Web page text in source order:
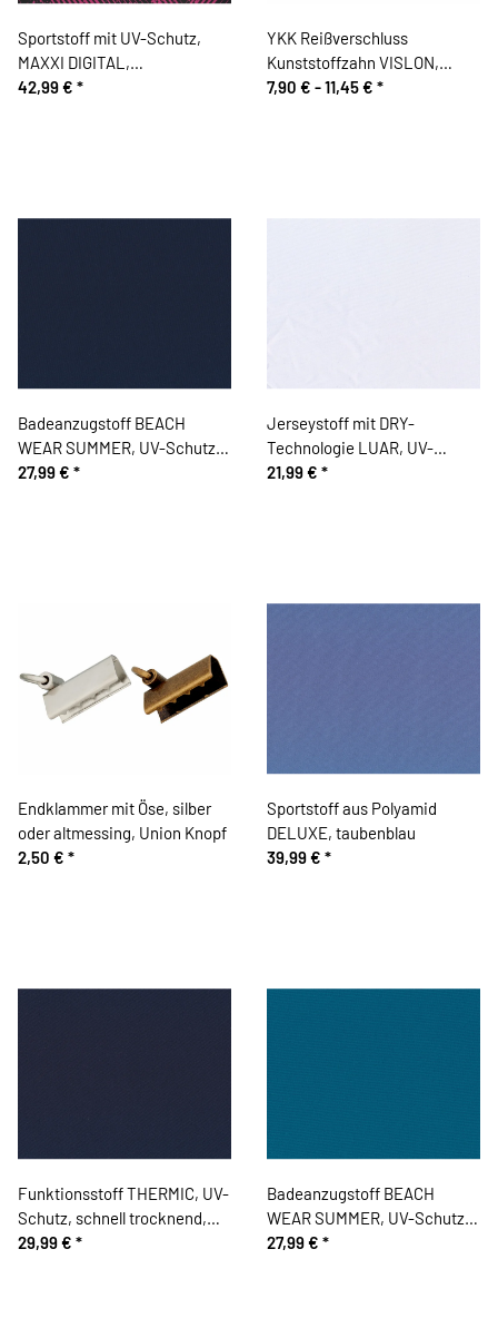
Sportstoff mit UV-Schutz,
MAXXI DIGITAL,
Zackenstreifen, neongelb
42,99 € *
YKK Reißverschluss
Kunststoffzahn VISLON,
teilbar, schwarz-silber
7,90 € -11,45 € *
Badeanzugstoff BEACH
WEAR SUMMER, UV-Schutz,
marineblau
27,99 € *
Jerseystoff mit DRY-
Technologie LUAR, UV-
Schutz, weiß
21,99 € *
Endklammer mit Öse, silber
oder altmessing, Union Knopf
2,50 € *
Sportstoff aus Polyamid
DELUXE, taubenblau
39,99 € *
Funktionsstoff THERMIC, UV-
Schutz, schnell trocknend,
dunkelblau
29,99 € *
Badeanzugstoff BEACH
WEAR SUMMER, UV-Schutz,
petrolblau
27,99 € *